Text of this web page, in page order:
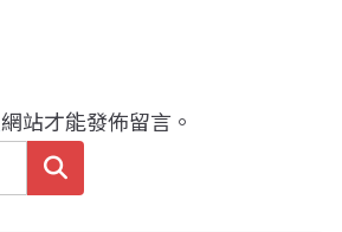
網站才能發佈留言。
搜尋